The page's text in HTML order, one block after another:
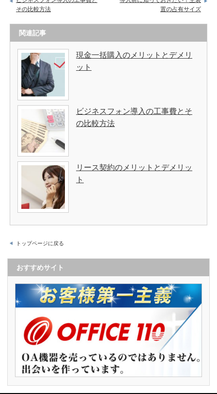
その比較方法
置の占有サイズ
関連記事
現金一括購入のメリットとデメリ
ット
ビジネスフォン導入の工事費とそ
の比較方法
リース契約のメリットとデメリッ
ト
トップページに戻る
おすすめサイト